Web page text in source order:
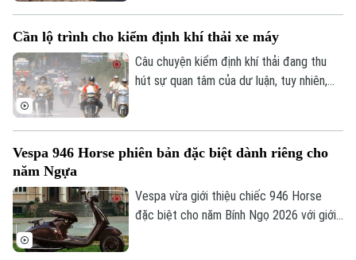
Cần lộ trình cho kiểm định khí thải xe máy
Câu chuyện kiểm định khí thải đang thu
hút sự quan tâm của dư luận, tuy nhiên,
Vespa 946 Horse phiên bản đặc biệt dành riêng cho
năm Ngựa
Vespa vừa giới thiệu chiếc 946 Horse
đặc biệt cho năm Bính Ngọ 2026 với giới